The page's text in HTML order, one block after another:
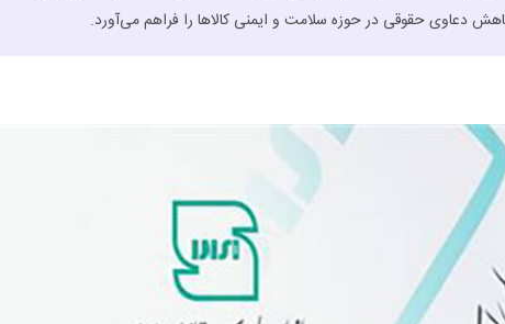
دعاوی حقوقی در حوزه سلامت و ایمنی کالاها را فراهم می‌آورد.